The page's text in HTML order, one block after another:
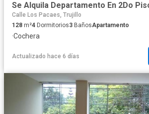
Calle Los Pacaes, Trujillo
128 m²4 Dormitorios3 BañosApartamento
·Cochera
Actualizado hace 6 días